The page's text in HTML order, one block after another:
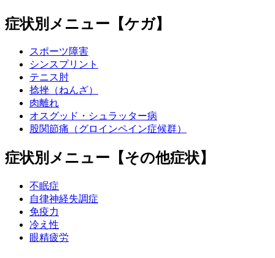
症状別メニュー【ケガ】
スポーツ障害
シンスプリント
テニス肘
捻挫（ねんざ）
肉離れ
オスグッド・シュラッター病
股関節痛（グロインペイン症候群）
症状別メニュー【その他症状】
不眠症
自律神経失調症
免疫力
冷え性
眼精疲労